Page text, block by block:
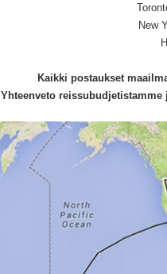
New
Kaikki postaukset
Yhteenveto reissubudjetistamme